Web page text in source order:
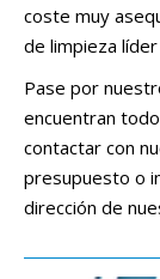
coste muy
de limpieza
Pase por
encuentran
contactar con
presupuesto o
dirección de